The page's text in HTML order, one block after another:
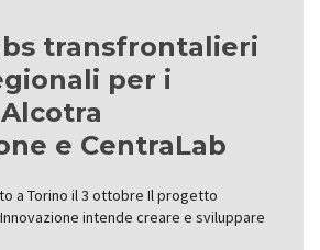
transfrontalieri
per i
e CentraLab
a Torino il 3 ottobre Il progetto
intende creare e sviluppare